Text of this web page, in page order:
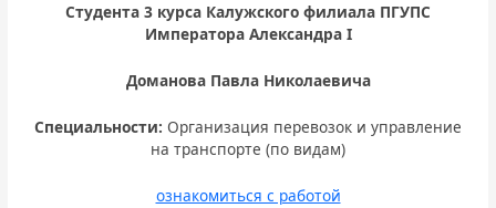
Студента 3 курса Калужского филиала ПГУПС
Императора Александра I
Доманова Павла Николаевича
Специальности: Организация перевозок и управление
на транспорте (по видам)
ознакомиться с работой